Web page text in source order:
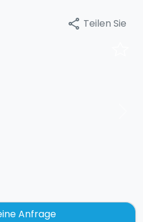
share Teilen Sie
Anfrage